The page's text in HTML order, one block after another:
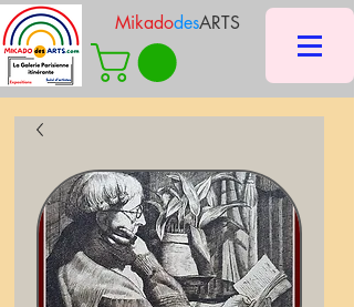
MikadodesARTS